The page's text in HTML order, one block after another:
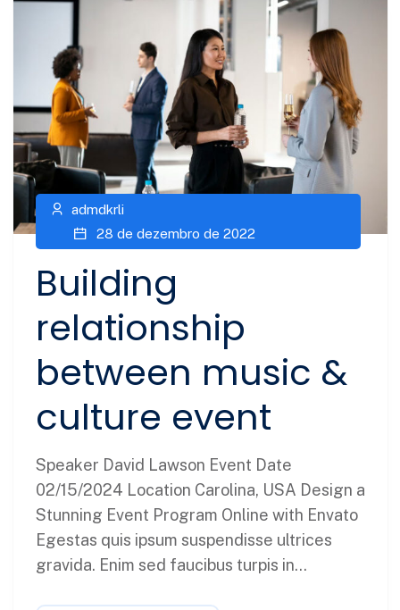
admdkrli
28 de dezembro de 2022
Building
relationship
between music &
culture event
Speaker David Lawson Event Date
02/15/2024 Location Carolina, USA Design a
Stunning Event Program Online with Envato
Egestas quis ipsum suspendisse ultrices
gravida. Enim sed faucibus turpis in...